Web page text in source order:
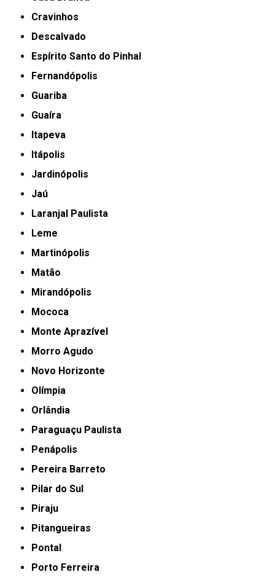
Cravinhos
Descalvado
Espírito Santo do Pinhal
Fernandópolis
Guariba
Guaíra
Itapeva
Itápolis
Jardinópolis
Jaú
Laranjal Paulista
Leme
Martinópolis
Matão
Mirandópolis
Mococa
Monte Aprazível
Morro Agudo
Novo Horizonte
Olímpia
Orlândia
Paraguaçu Paulista
Penápolis
Pereira Barreto
Pilar do Sul
Piraju
Pitangueiras
Pontal
Porto Ferreira